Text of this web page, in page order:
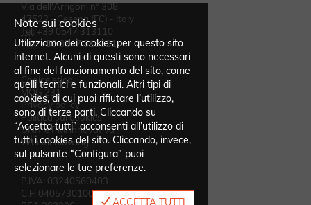
Via dell'Arrigoni n° 308
47522 - Cesena (FC) - Italy
Tel: +39 0547 313110
Fax:+39 0547 318021
Codice etico
MOG 231
Privacy policy
Politica sui cookies
ONIT è PMI innovativa
Whistleblowing
P.IVA: 03240560403
C.F: 04057301006 FC
Note sui cookies
Utilizziamo dei cookies per questo sito
internet. Alcuni di questi sono necessari
al fine del funzionamento del sito, come
quelli tecnici e funzionali. Altri tipi di
cookies, di cui puoi rifiutare l’utilizzo,
sono di terze parti. Cliccando su
“Accetta tutti” acconsenti all’utilizzo di
tutti i cookies del sito. Cliccando, invece,
sul pulsante “Configura” puoi
selezionare le tue preferenze.
ACCETTA TUTTI